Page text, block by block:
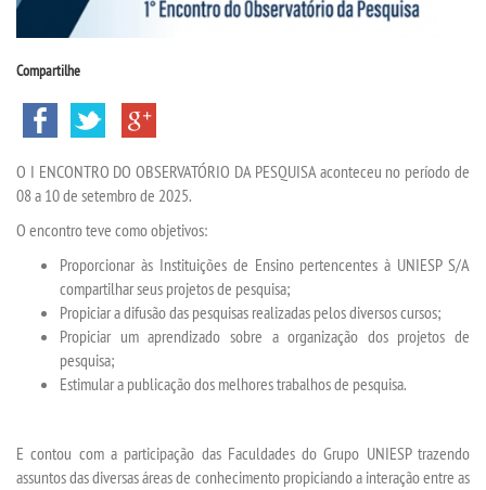
LICENCIATURAS
TECNOLÓGICOS
VESTIBULAR
INSCREVA-SE
SEGUNDA GRADUAÇÃO
MATRÍCULA
Compartilhe
O I ENCONTRO DO OBSERVATÓRIO DA PESQUISA aconteceu no período de
08 a 10 de setembro de 2025.
O encontro teve como objetivos:
Proporcionar às Instituições de Ensino pertencentes à UNIESP S/A
compartilhar seus projetos de pesquisa;
Propiciar a difusão das pesquisas realizadas pelos diversos cursos;
Propiciar um aprendizado sobre a organização dos projetos de
pesquisa;
Estimular a publicação dos melhores trabalhos de pesquisa.
E contou com a participação das Faculdades do Grupo UNIESP trazendo
assuntos das diversas áreas de conhecimento propiciando a interação entre as